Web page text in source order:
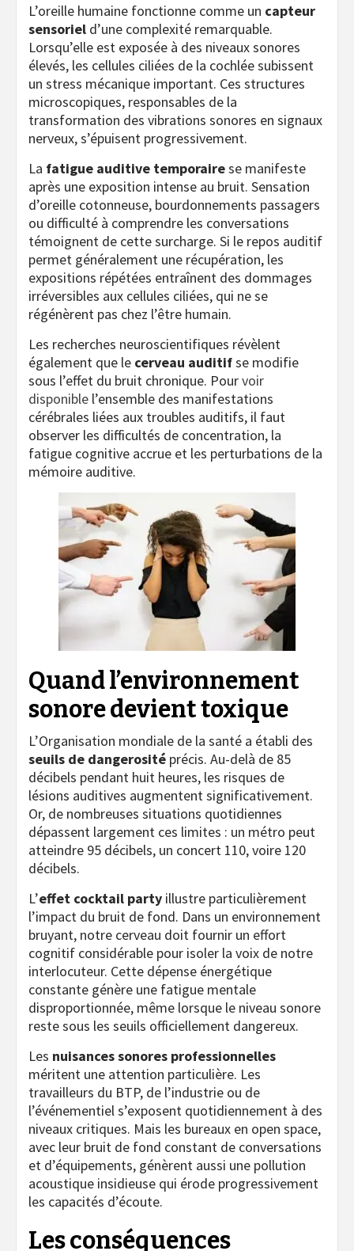
L’oreille humaine fonctionne comme un capteur
sensoriel d’une complexité remarquable.
Lorsqu’elle est exposée à des niveaux sonores
élevés, les cellules ciliées de la cochlée subissent
un stress mécanique important. Ces structures
microscopiques, responsables de la
transformation des vibrations sonores en signaux
nerveux, s’épuisent progressivement.
La fatigue auditive temporairese manifeste
après une exposition intense au bruit. Sensation
d’oreille cotonneuse, bourdonnements passagers
ou difficulté à comprendre les conversations
témoignent de cette surcharge. Si le repos auditif
permet généralement une récupération, les
expositions répétées entraînent des dommages
irréversibles aux cellules ciliées, qui ne se
régénèrent pas chez l’être humain.
Les recherches neuroscientifiques révèlent
également que le cerveau auditifse modifie
sous l’effet du bruit chronique. Pourvoir
disponible l’ensemble des manifestations
cérébrales liées aux troubles auditifs, il faut
observer les difficultés de concentration, la
fatigue cognitive accrue et les perturbations de la
mémoire auditive.
Quand l’environnement
sonore devient toxique
L’Organisation mondiale de la santé a établi des
seuils de dangerosité précis. Au-delà de 85
décibels pendant huit heures, les risques de
lésions auditives augmentent significativement.
Or, de nombreuses situations quotidiennes
dépassent largement ces limites : un métro peut
atteindre 95 décibels, un concert 110, voire 120
décibels.
L’effet cocktail party illustre particulièrement
l’impact du bruit de fond. Dans un environnement
bruyant, notre cerveau doit fournir un effort
cognitif considérable pour isoler la voix de notre
interlocuteur. Cette dépense énergétique
constante génère une fatigue mentale
disproportionnée, même lorsque le niveau sonore
reste sous les seuils officiellement dangereux.
Les nuisances sonores professionnelles
méritent une attention particulière. Les
travailleurs du BTP, de l’industrie ou de
l’événementiel s’exposent quotidiennement à des
niveaux critiques. Mais les bureaux en open space,
avec leur bruit de fond constant de conversations
et d’équipements, génèrent aussi une pollution
acoustique insidieuse qui érode progressivement
les capacités d’écoute.
Les conséquences